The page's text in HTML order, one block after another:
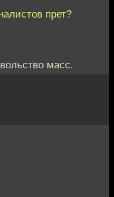
прет?
масс.